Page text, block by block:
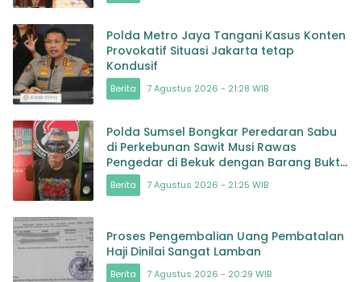
Polda Metro Jaya Tangani Kasus Konten
Provokatif Situasi Jakarta tetap
Kondusif
Berita 7 Agustus 2026 - 21:28 WIB
Polda Sumsel Bongkar Peredaran Sabu
di Perkebunan Sawit Musi Rawas
Pengedar di Bekuk dengan Barang Bukti
Sabu dan Timbangan
Berita 7 Agustus 2026 - 21:25 WIB
Proses Pengembalian Uang Pembatalan
Haji Dinilai Sangat Lamban
Berita 7 Agustus 2026 - 20:29 WIB